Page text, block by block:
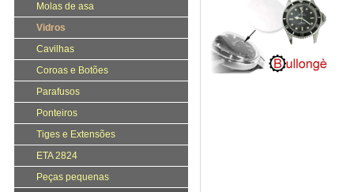
Molas de asa
Vidros
Cavilhas
Coroas e Botões
Parafusos
Ponteiros
Tiges e Extensões
ETA 2824
Peças pequenas